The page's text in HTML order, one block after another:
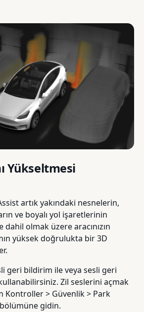
Yükseltmesi
artık yakındaki nesnelerin,
ve boyalı yol işaretlerinin
dahil olmak üzere aracınızın
yüksek doğrulukta bir 3D
geri bildirim ile veya sesli geri
Zil seslerini açmak
Kontroller > Güvenlik > Park
bölümüne gidin.